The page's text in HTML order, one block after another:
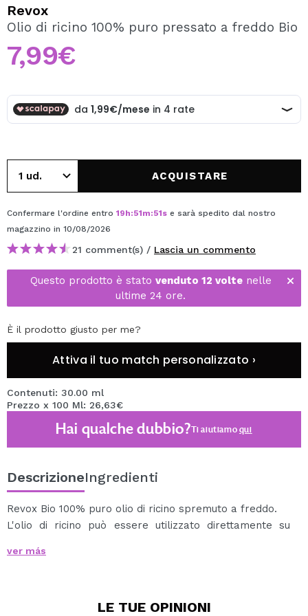
Creando un account su Maquibeauty.it potrai fare i tuoi
acquisti velocemente, controllare lo stato dei tuoi ordini e
consultare le tue operazioni precedenti.
CREARE UN ACCOUNT
Revox
Olio di ricino 100% puro pressato a freddo Bio
7,99€
ACQUISTARE
Confermare l'ordine entro 19h:51m:51s e sarà spedito dal nostro
magazzino in 10/08/2026
21 comment(s) / Lascia un commento
Questo prodotto è stato venduto 12 voltenelle
ultime 24 ore.
È il prodotto giusto per me?
Attiva il tuo match personalizzato ›
Contenuti: 30.00 ml
Prezzo x 100 Ml: 26,63€
Hai qualche dubbio?Ti aiutiamoqui
DescrizioneIngredienti
Revox Bio 100% puro olio di ricino spremuto a freddo.
L'olio di ricino può essere utilizzato direttamente su
Questo olio ha proprietà antinfiammatorie, riduce la
lasciarlo acceso durante la notte.
ver más
LE TUE OPINIONI